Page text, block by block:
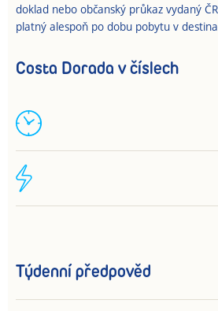
doklad nebo občanský průkaz vydaný
platný alespoň po dobu pobytu v
Costa Dorada v číslech
Týdenní předpověd